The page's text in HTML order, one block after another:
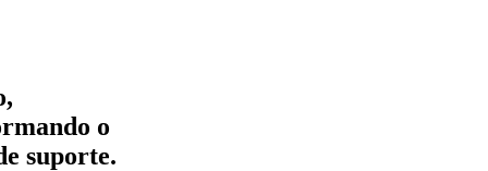
o
suporte.